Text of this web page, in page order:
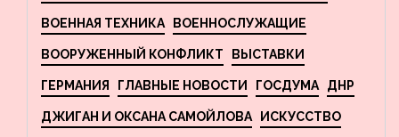
ВОЕННАЯ ТЕХНИКА ВОЕННОСЛУЖАЩИЕ
ВООРУЖЕННЫЙ КОНФЛИКТ ВЫСТАВКИ
ГЕРМАНИЯ ГЛАВНЫЕ НОВОСТИ ГОСДУМА ДНР
ДЖИГАН И ОКСАНА САМОЙЛОВА ИСКУССТВО